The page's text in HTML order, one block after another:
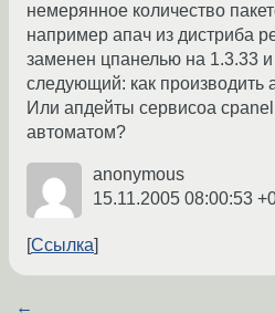
немерянное количество
например апач из дистриба
заменен цпанелью на 1.3.33
следующий: как производить
Или апдейты сервисоа cpanel
автоматом?
anonymous
15.11.2005 08:00:53
Ссылка
←